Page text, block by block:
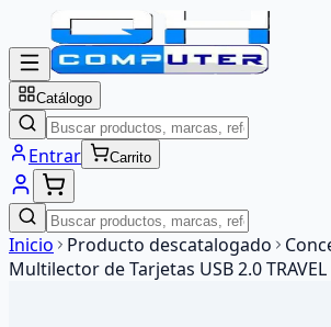
Catálogo
Entrar Carrito
Inicio Producto descatalogado
Multilector de Tarjetas USB 2.0 TRAVEL